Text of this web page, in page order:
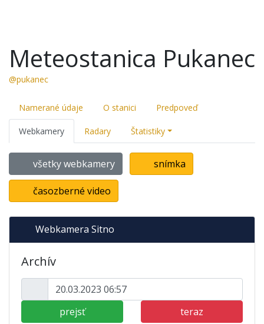
Meteostanica Pukanec
@pukanec
Namerané údaje O stanici Predpoveď
Webkamery Radary Štatistiky
všetky webkamery snímka
časozberné video
Webkamera Sitno
Archív
prejsť teraz